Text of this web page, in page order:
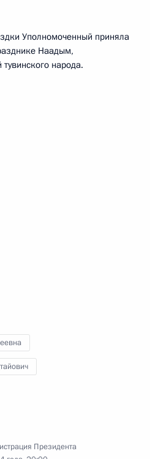
Уполномоченный приняла
Наадым,
народа.
Президента